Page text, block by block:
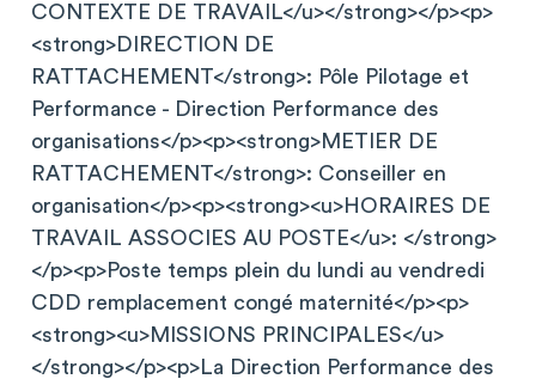
CONTEXTE DE TRAVAIL</u></strong></p><p>
<strong>DIRECTION DE
RATTACHEMENT</strong>: Pôle Pilotage et
Performance - Direction Performance des
organisations</p><p><strong>METIER DE
RATTACHEMENT</strong>: Conseiller en
organisation</p><p><strong><u>HORAIRES DE
TRAVAIL ASSOCIES AU POSTE</u>: </strong>
</p><p>Poste temps plein du lundi au vendredi
CDD remplacement congé maternité</p><p>
<strong><u>MISSIONS PRINCIPALES</u>
</strong></p><p>La Direction Performance des